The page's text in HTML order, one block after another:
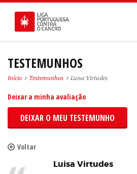
TESTEMUNHOS
Deixar a minha avaliação
DEIXAR O MEU TESTEMUNHO
Início Testemunhos Luisa Virtudes
Voltar
Luisa Virtudes